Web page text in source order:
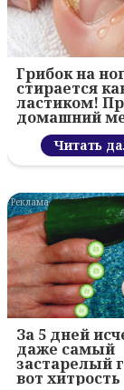
Грибок на
стирается
ластиком!
домашний
Читать
За 5 дней
даже самый
застарелый
вот хитрость